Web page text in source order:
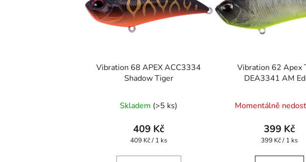
Vibration 68 APEX ACC3334
Shadow Tiger
Skladem (>5 ks)
409 Kč
Měrná
409 Kč / 1 ks
Vibration 62 Apex
DEA3341 AM
Momentálně
399 Kč
Měrná
399 Kč / 1 ks